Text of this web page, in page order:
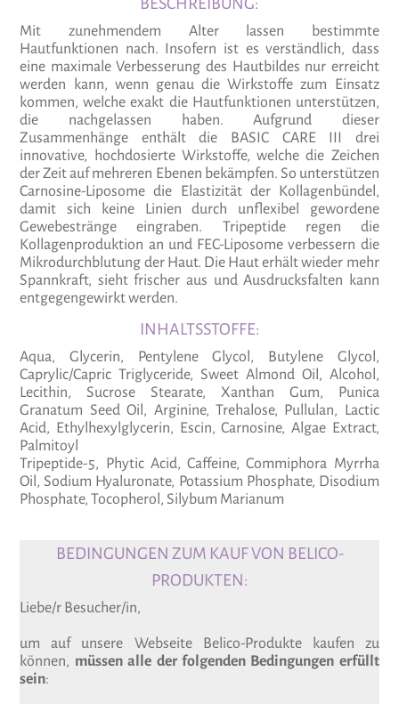
Mit zunehmendem Alter lassen bestimmte
Hautfunktionen nach. Insofern ist es verständlich, dass
eine maximale Verbesserung des Hautbildes nur erreicht
werden kann, wenn genau die Wirkstoffe zum Einsatz
kommen, welche exakt die Hautfunktionen unterstützen,
die nachgelassen haben. Aufgrund dieser
Zusammenhänge enthält die BASIC CARE III drei
innovative, hochdosierte Wirkstoffe, welche die Zeichen
der Zeit auf mehreren Ebenen bekämpfen. So unterstützen
Carnosine-Liposome die Elastizität der Kollagenbündel,
damit sich keine Linien durch unflexibel gewordene
Gewebestränge eingraben. Tripeptide regen die
Kollagenproduktion an und FEC-Liposome verbessern die
Mikrodurchblutung der Haut. Die Haut erhält wieder mehr
Spannkraft, sieht frischer aus und Ausdrucksfalten kann
entgegengewirkt werden.
INHALTSSTOFFE:
Aqua, Glycerin, Pentylene Glycol, Butylene Glycol,
Caprylic/Capric Triglyceride, Sweet Almond Oil, Alcohol,
Lecithin, Sucrose Stearate, Xanthan Gum, Punica
Granatum Seed Oil, Arginine, Trehalose, Pullulan, Lactic
Acid, Ethylhexylglycerin, Escin, Carnosine, Algae Extract,
Palmitoyl
Tripeptide-5, Phytic Acid, Caffeine, Commiphora Myrrha
Oil, Sodium Hyaluronate, Potassium Phosphate, Disodium
Phosphate, Tocopherol, Silybum Marianum
BEDINGUNGEN ZUM KAUF VON BELICO-
PRODUKTEN:
Liebe/r Besucher/in,
um auf unsere Webseite Belico-Produkte kaufen zu
können, müssen alle der folgenden Bedingungen erfüllt
sein: